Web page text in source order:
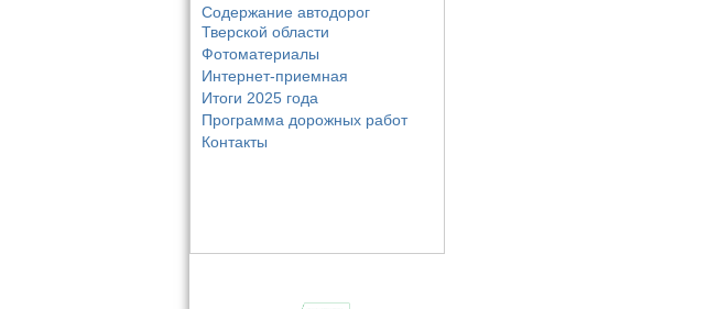
Содержание автодорог
Тверской области
Фотоматериалы
Интернет-приемная
Итоги 2025 года
Программа дорожных работ
Контакты